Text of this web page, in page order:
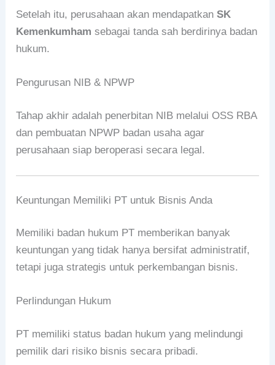
Setelah itu, perusahaan akan mendapatkanSK
Kemenkumham sebagai tanda sah berdirinya badan
hukum.
Pengurusan NIB & NPWP
Tahap akhir adalah penerbitan NIB melalui OSS RBA
dan pembuatan NPWP badan usaha agar
perusahaan siap beroperasi secara legal.
Keuntungan Memiliki PT untuk Bisnis Anda
Memiliki badan hukum PT memberikan banyak
keuntungan yang tidak hanya bersifat administratif,
tetapi juga strategis untuk perkembangan bisnis.
Perlindungan Hukum
PT memiliki status badan hukum yang melindungi
pemilik dari risiko bisnis secara pribadi.